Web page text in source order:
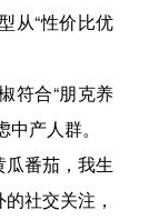
从“性价比优
符合“朋克养
产人群。
番茄，我生
社交关注，